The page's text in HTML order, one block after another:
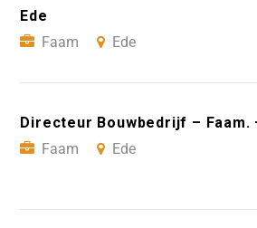
Ede
Faam
Ede
Directeur Bouwbedrijf – Faam.
Faam
Ede